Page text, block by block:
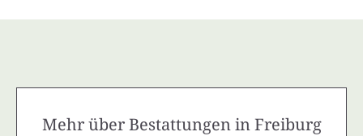
Mehr über Bestattungen in Freiburg